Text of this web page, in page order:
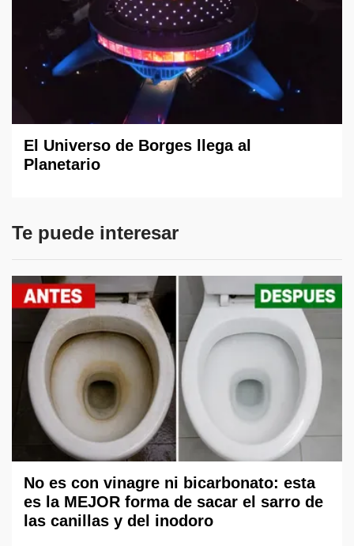
El Universo de Borges llega al
Planetario
Te puede interesar
No es con vinagre ni bicarbonato: esta
es la MEJOR forma de sacar el sarro de
las canillas y del inodoro